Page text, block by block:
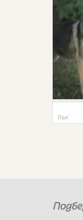
Пол: